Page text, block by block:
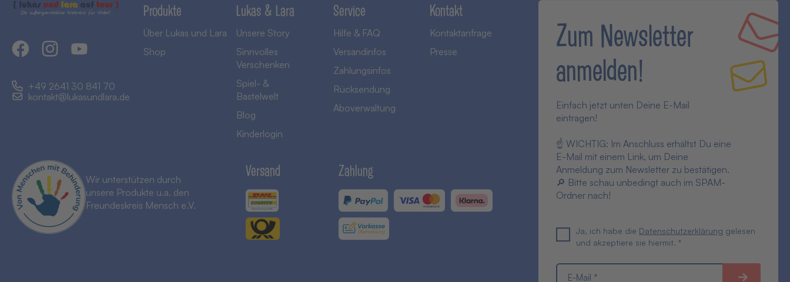
+49 2641 30 841 70
kontakt@lukasundlara.de
Produkte
Über Lukas und Lara
Shop
Lukas & Lara
Unsere Story
Sinnvolles
Verschenken
Spiel- &
Bastelwelt
Blog
Kinderlogin
Service
Hilfe & FAQ
Versandinfos
Zahlungsinfos
Rücksendung
Aboverwaltung
Kontakt
Kontaktanfrage
Presse
Wir unterstützen durch
unsere Produkte u.a. den
Freundeskreis Mensch e.V.
Versand Zahlung
Zum Newsletter
anmelden!
Einfach jetzt unten Deine E-Mail
eintragen!
☝ WICHTIG: Im Anschluss erhältst Du eine
E-Mail mit einem Link, um Deine
Anmeldung zum Newsletter zu bestätigen.
🔎 Bitte schau unbedingt auch im SPAM-
Ordner nach!
E-Mail *
Ja, ich habe die Datenschutzerklärung gelesen
und akzeptiere sie hiermit. *